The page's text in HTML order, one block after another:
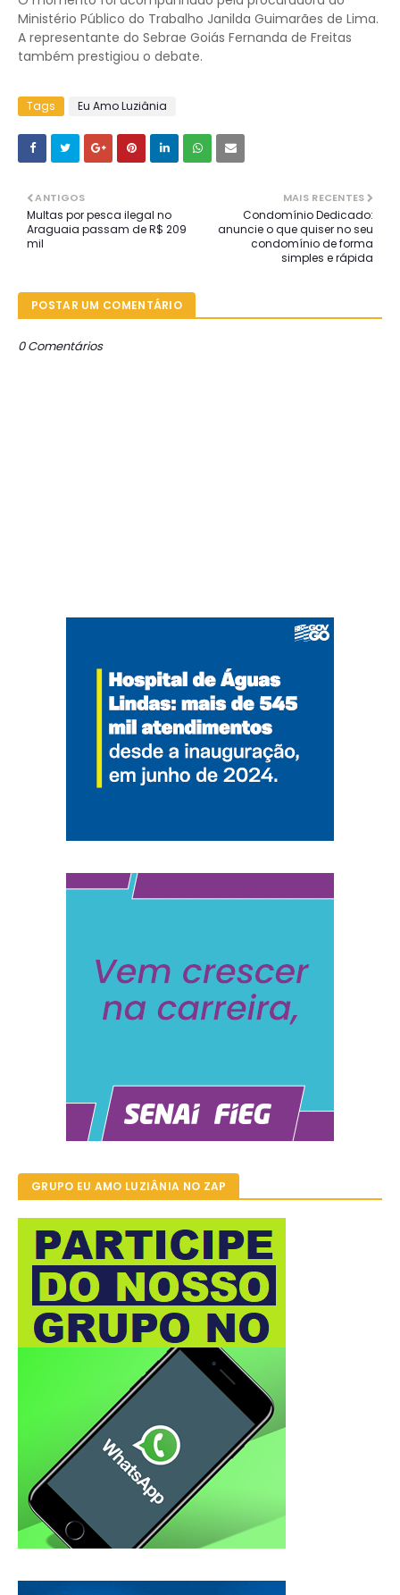
Ministério Público do Trabalho Janilda Guimarães de Lima.
A representante do Sebrae Goiás Fernanda de Freitas
também prestigiou o debate.
Tags Eu Amo Luziânia
MAIS RECENTES
Condomínio Dedicado:
anuncie o que quiser no seu
condomínio de forma
simples e rápida
ANTIGOS
Multas por pesca ilegal no
Araguaia passam de R$ 209
mil
POSTAR UM COMENTÁRIO
0 Comentários
GRUPO EU AMO LUZIÂNIA NO ZAP